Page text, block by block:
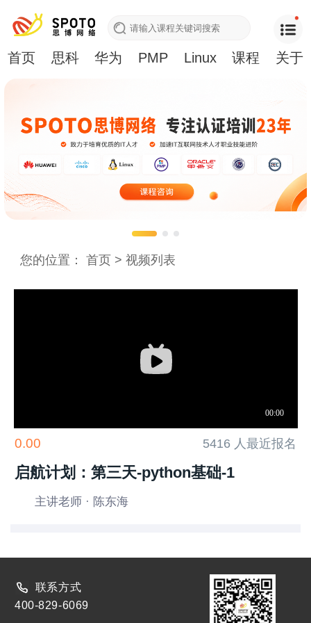
首页 思科 华为 PMP Linux 课程 关于
您的位置：首页 >视频列表
0.00 5416 人最近报名
启航计划：第三天-python基础-1
主讲老师 · 陈东海
联系方式
400-829-6069